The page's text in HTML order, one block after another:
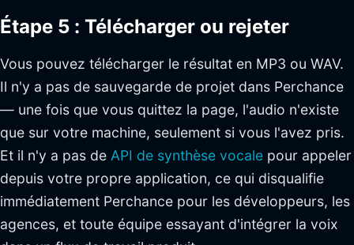
Étape 5 : Télécharger ou rejeter
Vous pouvez télécharger le résultat en MP3 ou WAV.
Il n'y a pas de sauvegarde de projet dans Perchance
— une fois que vous quittez la page, l'audio n'existe
que sur votre machine, seulement si vous l'avez pris.
Et il n'y a pas de API de synthèse vocale pour appeler
depuis votre propre application, ce qui disqualifie
immédiatement Perchance pour les développeurs, les
agences, et toute équipe essayant d'intégrer la voix